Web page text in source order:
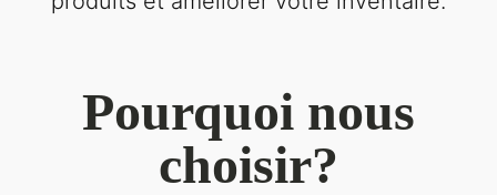
Pourquoi nous
choisir?